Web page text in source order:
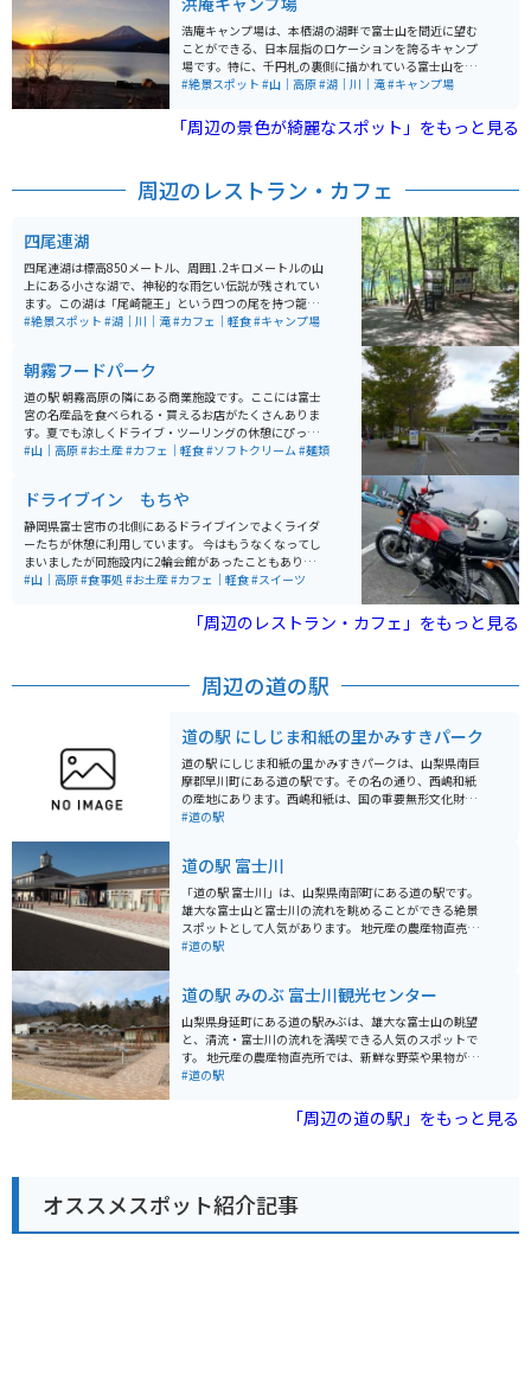
指定されました。 湖畔には四季折々の美しい桜やカエ
デ、クヌギなどの自然が広がっており、ハイキングや登
山、キャンプ、バードウォッチングなど自然を楽しむ活
動に適した場所として知られています。また、アニメ
「ゆるキャン」で取り上げられたこともあり、訪れる
に湖に住む怪牛を退治した兄弟の犠牲が雨乞いの効果を
もたらしたとされ、干ばつの時には兄弟の墓に詣でて雨
浩庵キャンプ場は、本栖湖の湖畔で富士山を間近に望む
ことができる、日本屈指のロケーションを誇るキャンプ
場です。特に、千円札の裏側に描かれている富士山を、
このキャンプ場から眺めることができます。透明度の高
イヤモンド富士が見られるかもしれません。
#絶景スポット #山｜高原#湖｜川｜滝#キャンプ場
「周辺の景色が綺麗なスポット」をもっと見る
周辺のレストラン・カフェ
四尾連湖
四尾連湖は標高850メートル、周囲1.2キロメートルの山
上にある小さな湖で、神秘的な雨乞い伝説が残されてい
ます。この湖は「尾崎龍王」という四つの尾を持つ龍神
が住むとされ、「四尾連湖」と名付けられました。ま
指定されました。 湖畔には四季折々の美しい桜やカエ
デ、クヌギなどの自然が広がっており、ハイキングや登
山、キャンプ、バードウォッチングなど自然を楽しむ活
動に適した場所として知られています。また、アニメ
「ゆるキャン」で取り上げられたこともあり、訪れる
もたらしたとされ、干ばつの時には兄弟の墓に詣でて雨
乞いが行われてきました。このような神秘的なエピソー
ドも四尾連湖の魅力の一つとなっています。
#絶景スポット #湖｜川｜滝#カフェ｜軽食#キャンプ場
朝霧フードパーク
道の駅 朝霧高原の隣にある商業施設です。ここには富士
宮の名産品を食べられる・買えるお店がたくさんありま
す。夏でも涼しくドライブ・ツーリングの休憩にぴった
りです。富士山がばっちり見られる日も多く、休憩場所
#山｜高原#お土産#カフェ｜軽食#ソフトクリーム#麺類
ドライブイン もちや
静岡県富士宮市の北側にあるドライブインでよくライダ
ーたちが休憩に利用しています。 今はもうなくなってし
まいましたが同施設内に2輪会館があったこともあり聖
地化しています。よくバイク関連のミーティング会場と
所・トイレ・ベンチがあるので休憩するには最高です。
近くには朝霧高原や富士五湖があるのでツーリングコー
#山｜高原#食事処 #お土産#カフェ｜軽食#スイーツ
「周辺のレストラン・カフェ」をもっと見る
周辺の道の駅
道の駅 にしじま和紙の里かみすきパーク
道の駅 にしじま和紙の里かみすきパークは、山梨県南巨
摩郡早川町にある道の駅です。その名の通り、西嶋和紙
の産地にあります。西嶋和紙は、国の重要無形文化財に
も指定されている伝統工芸品です。 道の駅には、西嶋和
の思い出作りに最適です。 また、地元の特産品を販売す
る直売所や、食事処もあります。名物は、地元産のそば
粉を使った「手打ちそば」です。つなぎを一切使用しな
い十割そばは、そば本来の風味を存分に味わえると評判
です。 さらに、道の駅の周辺には、温泉施設やキャンプ
かみすきパークは最適な場所です。 バイクで訪れる方
は、道の駅に隣接する駐車場が利用できます。無料で利
用できるため、気軽に立ち寄ることができます。また、
周辺には、ワインディングロードが続く山岳道路など、
バイクで走るのが楽しいルートも豊富です。新緑や紅葉
の季節には、絶景を眺めながらのツーリングは格別で
す。便箋や封筒、はがきなど、様々な種類の和紙製品が
楽しむことができます。 道の駅 にしじま和紙の里かみす
#道の駅
道の駅 富士川
「道の駅 富士川」は、山梨県南部町にある道の駅です。
雄大な富士山と富士川の流れを眺めることができる絶景
スポットとして人気があります。 地元産の農産物直売所
では、新鮮な野菜や果物を購入することができます。特
食材をふんだんに使った料理を楽しむことができます。
バイクに乗っている方は、道の駅 富士川を拠点に、南ア
ルプスや富士山周辺のツーリングを楽しむことができま
す。周辺には、富士山スカイラインや西富士道路など、
絶景を眺めながら走れるワインディングロードが数多く
#道の駅
道の駅 みのぶ 富士川観光センター
山梨県身延町にある道の駅みぶは、雄大な富士山の眺望
と、清流・富士川の流れを満喫できる人気のスポットで
す。 地元産の農産物直売所では、新鮮な野菜や果物が販
売されており、お土産にも最適です。また、レストラン
た駐車場が完備されているので安心です。富士川沿いを
充実しています。道の駅みぶを拠点に、山梨の自然と文
化を満喫してみてはいかがでしょうか。
#道の駅
「周辺の道の駅」をもっと見る
オススメスポット紹介記事